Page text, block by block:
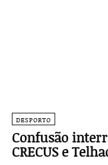
DESPORTO
Confusão
CRECUS e